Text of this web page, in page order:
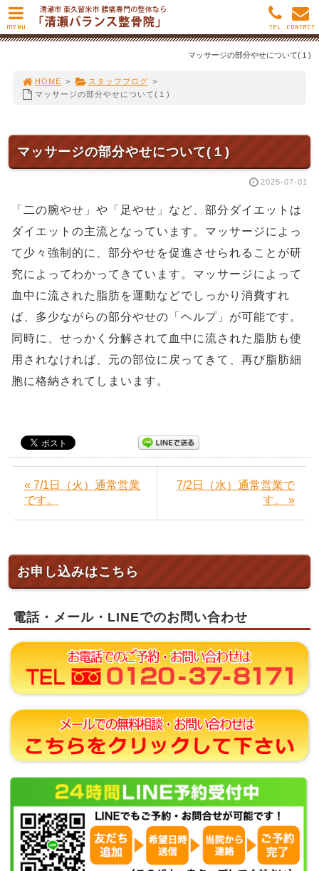
マッサージの部分やせについて(１)
HOME > スタッフブログ >
マッサージの部分やせについて(１)
マッサージの部分やせについて(１)
2025-07-01
「二の腕やせ」や「足やせ」など、部分ダイエットは
ダイエットの主流となっています。マッサージによっ
て少々強制的に、部分やせを促進させられることが研
究によってわかってきています。マッサージによって
血中に流された脂肪を運動などでしっかり消費すれ
ば、多少ながらの部分やせの「ヘルプ」が可能です。
同時に、せっかく分解されて血中に流された脂肪も使
用されなければ、元の部位に戻ってきて、再び脂肪細
胞に格納されてしまいます。
« 7/1日（火）通常営業
です。
7/2日（水）通常営業で
す。 »
お申し込みはこちら
電話・メール・LINEでのお問い合わせ
MENU CONTACT
TEL